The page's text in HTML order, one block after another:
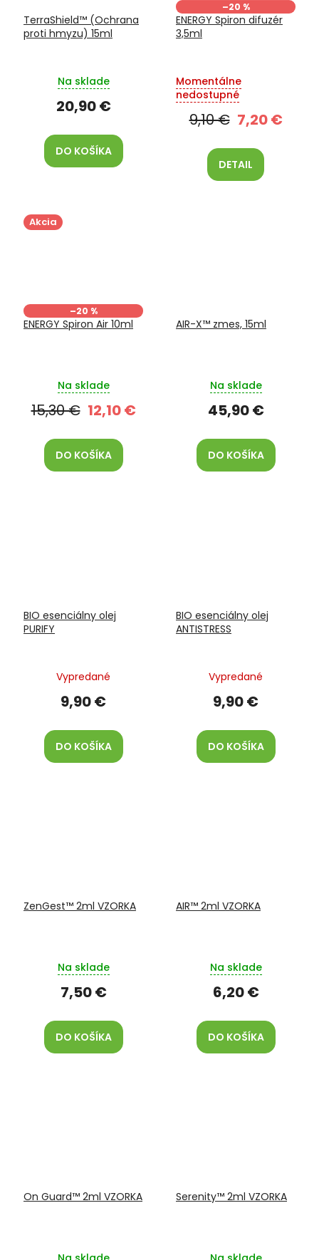
TerraShield™ (Ochrana
proti hmyzu) 15ml
Na sklade
20,90 €
DO KOŠÍKA
–20 %
ENERGY Spiron difuzér
3,5ml
Momentálne
nedostupné
7,20 €
9,10 €
DETAIL
Akcia
–20 %
ENERGY Spiron Air 10ml
Na sklade
12,10 €
15,30 €
DO KOŠÍKA
AIR-X™ zmes, 15ml
Na sklade
45,90 €
DO KOŠÍKA
BIO esenciálny olej
PURIFY
Vypredané
9,90 €
DO KOŠÍKA
BIO esenciálny olej
ANTISTRESS
Vypredané
9,90 €
DO KOŠÍKA
ZenGest™ 2ml VZORKA
Na sklade
7,50 €
DO KOŠÍKA
AIR™ 2ml VZORKA
Na sklade
6,20 €
DO KOŠÍKA
On Guard™ 2ml VZORKA Serenity™ 2ml VZORKA